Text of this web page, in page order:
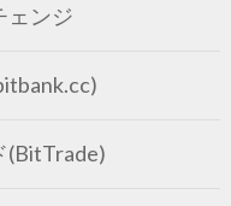
ェンジ
(BitTrade)